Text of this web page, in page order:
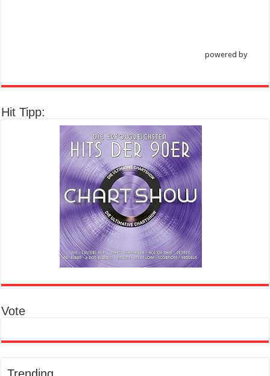
powered by
Hit Tipp:
Vote